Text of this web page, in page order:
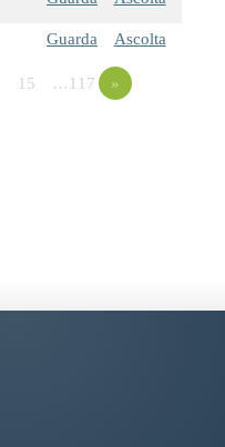
Guarda Ascolta
15 …117 »